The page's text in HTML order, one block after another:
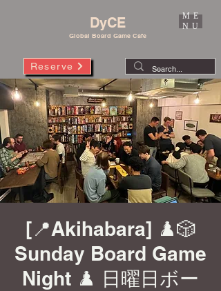
DyCE
Global Board Game Cafe
Reserve
ME
NU
[📍Akihabara] ♟️🎲
Sunday Board Game
Night ♟️ 日曜日ボー